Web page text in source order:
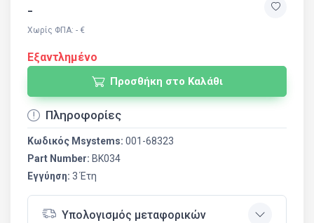
-
Χωρίς ΦΠΑ: - €
Εξαντλημένο
Προσθήκη στο Καλάθι
Πληροφορίες
Κωδικός Msystems: 001-68323
Part Number: BK034
Εγγύηση: 3 Έτη
Υπολογισμός μεταφορικών